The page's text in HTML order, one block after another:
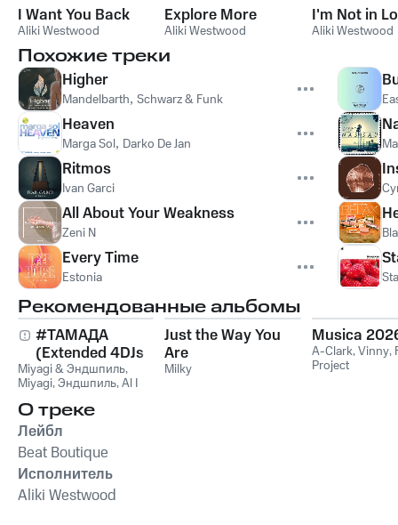
I Want You Back
Aliki Westwood
Explore More
Aliki Westwood
I'm Not in
Aliki Westwood
Похожие треки
Higher
Mandelbarth, Schwarz & Funk
Heaven
Marga Sol, Darko De Jan
Ritmos
Ivan Garci
All About Your Weakness
Zeni N
Every Time
Estonia
Рекомендованные альбомы
#ТАМАДА
(Extended 4DJs
Pack)
Miyagi & Эндшпиль,
Miyagi,Эндшпиль,Al I
Just the Way You
Are
Milky
Musica
A-Clark,Vinny,
Project
О треке
Лейбл
Beat Boutique
Исполнитель
Aliki Westwood